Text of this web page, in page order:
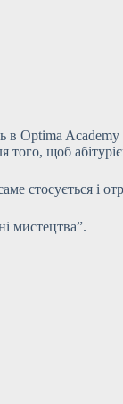
Optima
того, щоб
стосується і
мистецтва”.